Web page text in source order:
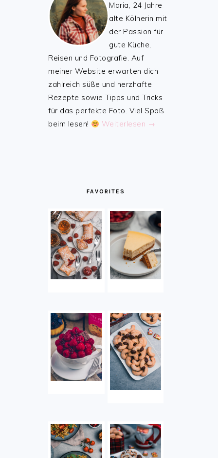
Maria, 24 Jahre
alte Kölnerin mit
der Passion für
gute Küche,
Reisen und Fotografie. Auf
meiner Website erwarten dich
zahlreich süße und herzhafte
Rezepte sowie Tipps und Tricks
für das perfekte Foto. Viel Spaß
beim lesen!
Weiterlesen →
FAVORITES